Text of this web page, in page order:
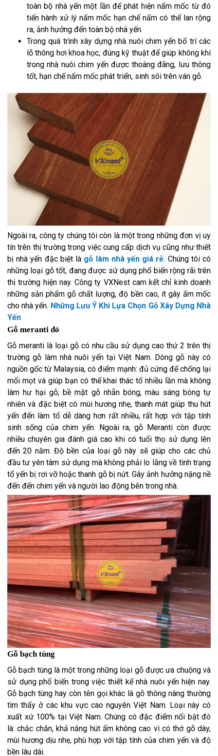
toàn bộ nhà yến một lần để phát hiện nấm mốc từ đó
tiến hành xử lý nấm mốc hạn chế nấm có thể lan rộng
ra, ảnh hưởng đến toàn bộ nhà yến.
Trong quá trình xây dựng nhà nuôi chim yến bố trí các
lỗ thông hơi khoa học, đúng kỹ thuật để giúp không khí
trong nhà nuôi chim yến được thoáng đãng, lưu thông
tốt, hạn chế nấm mốc phát triển, sinh sôi trên ván gỗ.
Ngoài ra, công ty chúng tôi còn là một trong những đơn vị uy
tín trên thị trường trong việc cung cấp dịch vụ cũng như thiết
bị nhà yến đặc biệt là gỗ làm nhà yến giá rẻ. Chúng tôi có
những loại gỗ tốt, đang được sử dụng phổ biến rộng rãi trên
thị trường hiện nay. Công ty VXNest cam kết chỉ kinh doanh
những sản phẩm gỗ chất lượng, độ bền cao, ít gây ẩm mốc
cho nhà yến. Những Lưu Ý Khi Lựa Chọn Gỗ Xây Dựng Nhà
Yến
Gỗ meranti đỏ
Gỗ meranti là loại gỗ có nhu cầu sử dụng cao thứ 2 trên thị
trường gỗ làm nhà nuôi yến tại Việt Nam. Dòng gỗ này có
nguồn gốc từ Malaysia, có điểm mạnh: đủ cứng để chống lại
mối mọt và giúp bạn có thể khai thác tổ nhiều lần mà không
làm hư hại gỗ; bề mặt gỗ nhẵn bóng, màu sáng bóng tự
nhiên và đặc biệt có mùi hương nhẹ, thanh mát giúp thu hút
yến đến làm tổ dễ dàng hơn rất nhiều, rất hợp với tập tính
sinh sống của chim yến. Ngoài ra, gỗ Meranti còn được
nhiều chuyên gia đánh giá cao khi có tuổi thọ sử dụng lên
đến 20 năm. Độ bền của loại gỗ này sẽ giúp cho các chủ
đầu tư yên tâm sử dụng mà không phải lo lắng về tình trạng
tổ yến bị rơi vỡ hoặc thanh gỗ bị nứt. Gây ảnh hưởng nặng nề
đến đến chim yến và người lao động bên trong nhà.
Gỗ bạch tùng
Gỗ bạch tùng là một trong những loại gỗ được ưa chuộng và
sử dụng phổ biến trong việc thiết kế nhà nuôi yến hiện nay.
Gỗ bạch tùng hay còn tên gọi khác là gỗ thông nàng thường
tìm thấy ở các khu vực cao nguyên Việt Nam. Loại này có
xuất xứ 100% tại Việt Nam. Chúng có đặc điểm nổi bật đó
là: chắc chắn, khả năng hút ẩm không cao vì có thớ gỗ dày,
mùi hương dịu nhẹ, phù hợp với tập tính của chim yến và độ
bền lâu dài.